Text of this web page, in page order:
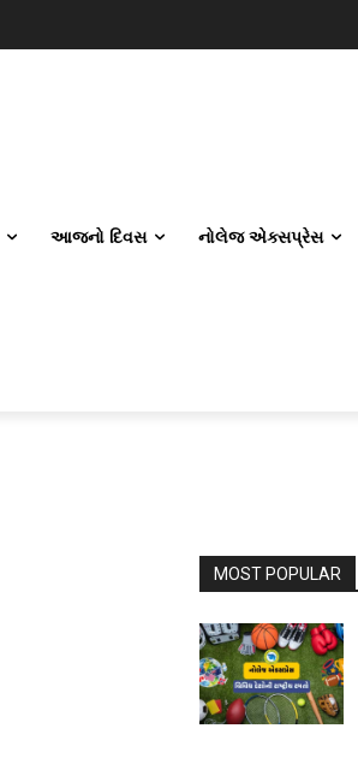
આજનો દિવસ નોલેજ એક્સપ્રેસ
MOST POPULAR